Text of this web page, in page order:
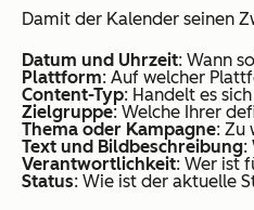
Damit der Kalender seinen
Datum und Uhrzeit: Wann
Plattform: Auf welcher
Content-Typ: Handelt es
Zielgruppe: Welche Ihrer
Thema oder Kampagne: Zu
Text und Bildbeschreibung:
Verantwortlichkeit: Wer ist
Status: Wie ist der aktuelle